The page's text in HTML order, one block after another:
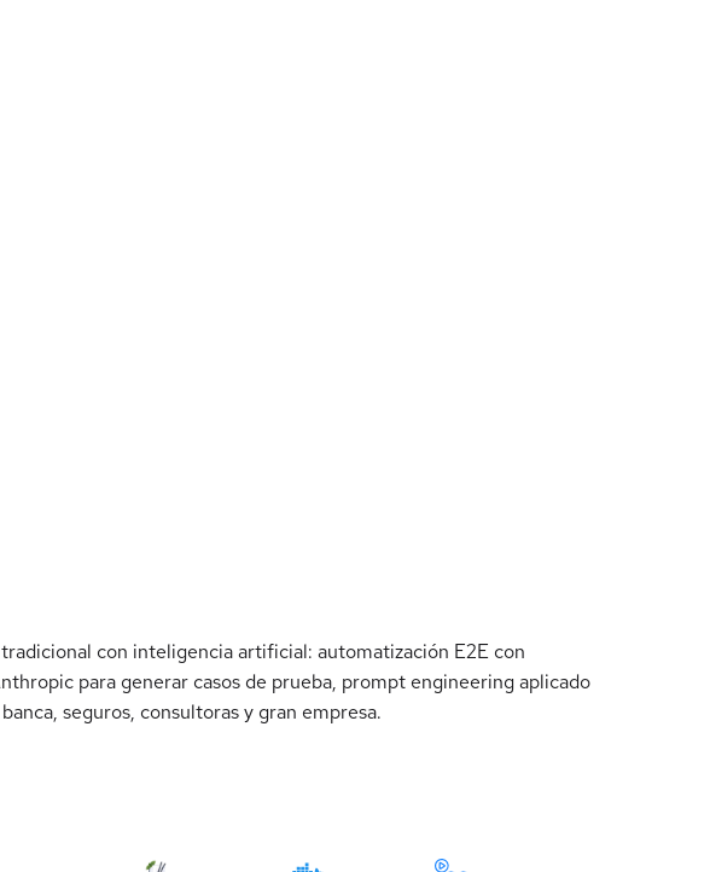
con inteligencia artificial: automatización E2E con
para generar casos de prueba, prompt engineering aplicado
seguros, consultoras y gran empresa.